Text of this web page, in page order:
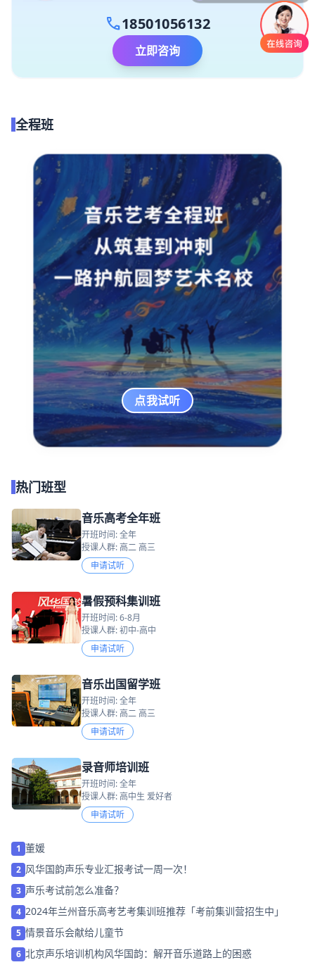
call18501056132
立即咨询
全程班
点我试听
热门班型
音乐高考全年班
开班时间: 全年
授课人群: 高二 高三
申请试听
暑假预科集训班
开班时间: 6-8月
授课人群: 初中-高中
申请试听
音乐出国留学班
开班时间: 全年
授课人群: 高二 高三
申请试听
录音师培训班
开班时间: 全年
授课人群: 高中生 爱好者
申请试听
1 董媛
2 风华国韵声乐专业汇报考试一周一次！
3 声乐考试前怎么准备？
4 2024年兰州音乐高考艺考集训班推荐「考前集训营招生中」
5 情景音乐会献给儿童节
6 北京声乐培训机构风华国韵：解开音乐道路上的困惑